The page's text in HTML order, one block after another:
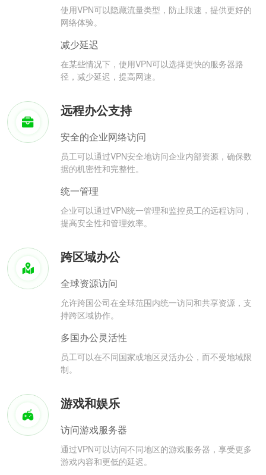
使用VPN可以隐藏流量类型，防止限速，提供更好的
网络体验。
减少延迟
在某些情况下，使用VPN可以选择更快的服务器路
径，减少延迟，提高网速。
远程办公支持
安全的企业网络访问
员工可以通过VPN安全地访问企业内部资源，确保数
据的机密性和完整性。
统一管理
企业可以通过VPN统一管理和监控员工的远程访问，
提高安全性和管理效率。
跨区域办公
全球资源访问
允许跨国公司在全球范围内统一访问和共享资源，支
持跨区域协作。
多国办公灵活性
员工可以在不同国家或地区灵活办公，而不受地域限
制。
游戏和娱乐
访问游戏服务器
通过VPN可以访问不同地区的游戏服务器，享受更多
游戏内容和更低的延迟。